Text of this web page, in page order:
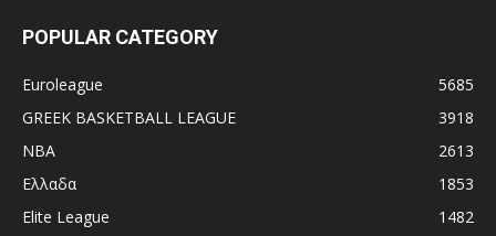
POPULAR CATEGORY
Euroleague
5685
GREEK BASKETBALL LEAGUE
3918
NBA
2613
Ελλαδα
1853
Elite League
1482